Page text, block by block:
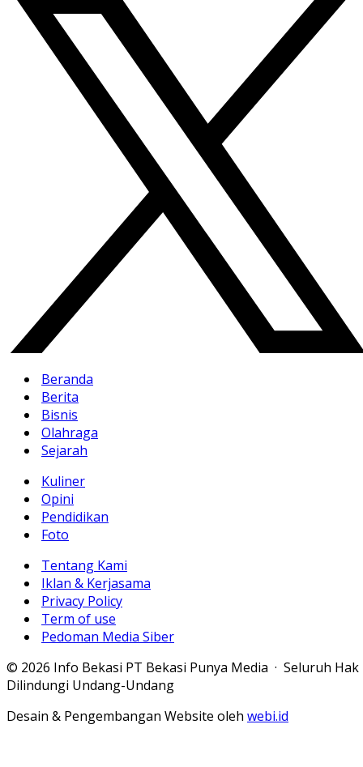
Beranda
Berita
Bisnis
Olahraga
Sejarah
Kuliner
Opini
Pendidikan
Foto
Tentang Kami
Iklan & Kerjasama
Privacy Policy
Term of use
Pedoman Media Siber
© 2026 Info Bekasi PT Bekasi Punya Media · Seluruh Hak
Dilindungi Undang-Undang
Desain & Pengembangan Website oleh webi.id